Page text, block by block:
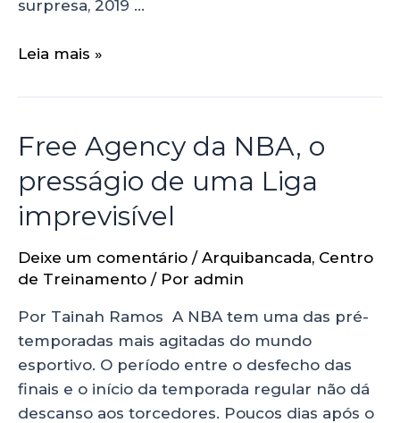
surpresa, 2019 …
Leia mais »
Free Agency da NBA, o
presságio de uma Liga
imprevisível
Deixe um comentário / Arquibancada, Centro
de Treinamento / Por admin
Por Tainah Ramos A NBA tem uma das pré-
temporadas mais agitadas do mundo
esportivo. O período entre o desfecho das
finais e o início da temporada regular não dá
descanso aos torcedores. Poucos dias após o